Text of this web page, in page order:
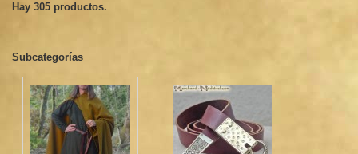
Hay 305 productos.
Subcategorías